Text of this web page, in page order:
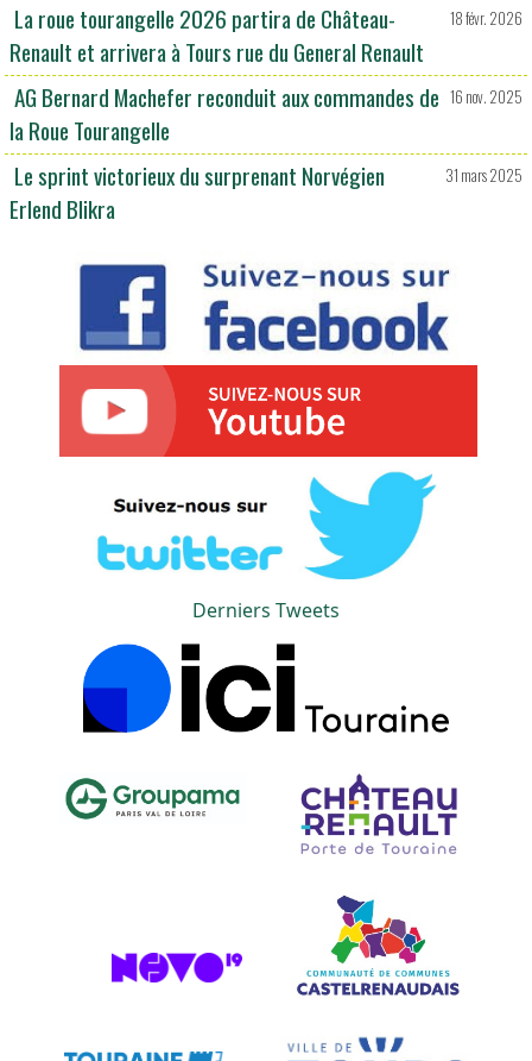
18 févr. 2026
La roue tourangelle 2026 partira de Château-
Renault et arrivera à Tours rue du General Renault
16 nov. 2025
AG Bernard Machefer reconduit aux commandes de
la Roue Tourangelle
31 mars 2025
Le sprint victorieux du surprenant Norvégien
Erlend Blikra
Derniers Tweets